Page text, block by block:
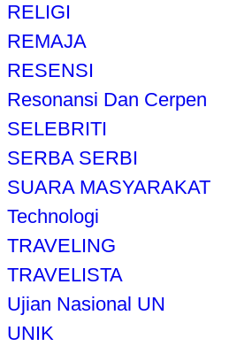
RELIGI
REMAJA
RESENSI
Resonansi Dan Cerpen
SELEBRITI
SERBA SERBI
SUARA MASYARAKAT
Technologi
TRAVELING
TRAVELISTA
Ujian Nasional UN
UNIK